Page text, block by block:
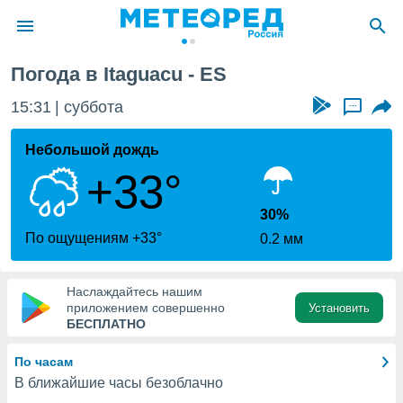
о
Вы можете
к этому
доступ
Погода в Itaguacu - ES
15:31 суббота ...
Небольшой дождь
+33°
По ощущениям +33°
30%
0.2 мм
Наслаждайтесь нашим
приложением совершенно
БЕСПЛАТНО
Установить
По часам
В ближайшие часы безоблачно